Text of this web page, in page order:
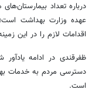
درباره تعداد
عهده وزارت بهداشت است؛
اقدامات لازم را در این
ظفرقندی در ادامه
دسترسی مردم به خدمات
است.